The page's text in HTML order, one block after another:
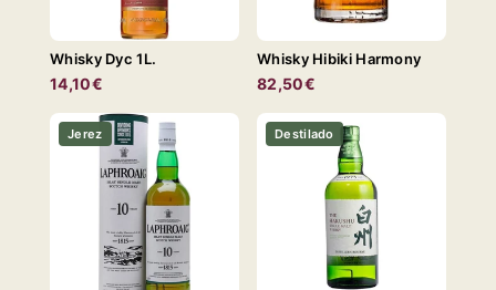
Whisky Dyc 1L.
14,10€
Whisky Hibiki Harmony
82,50€
Jerez Destilado